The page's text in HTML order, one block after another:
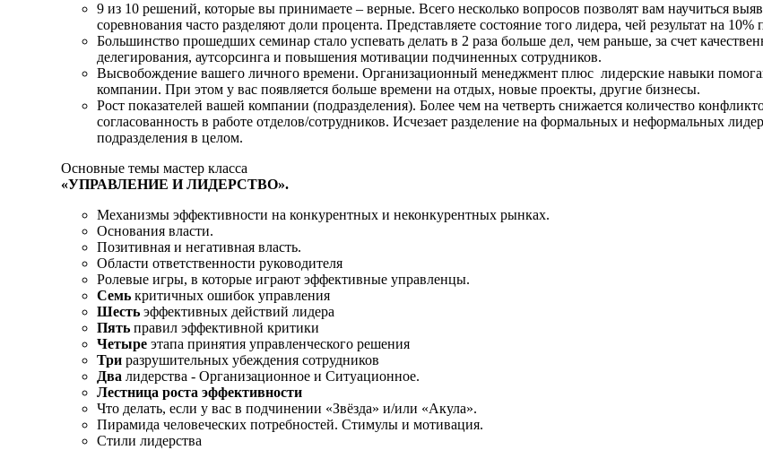
9 из 10 решений, которые вы принимаете – верные. Всего несколько вопросов позволят вам научиться
соревнования часто разделяют доли процента. Представляете состояние того лидера, чей результат на
Большинство прошедших семинар стало успевать делать в 2 раза больше дел, чем раньше, за счет
делегирования, аутсорсинга и повышения мотивации подчиненных сотрудников.
Высвобождение вашего личного времени. Организационный менеджмент плюс лидерские навыки
компании. При этом у вас появляется больше времени на отдых, новые проекты, другие бизнесы.
Рост показателей вашей компании (подразделения). Более чем на четверть снижается количество
согласованность в работе отделов/сотрудников. Исчезает разделение на формальных и неформальных
подразделения в целом.
Основные темы мастер класса
«УПРАВЛЕНИЕ И ЛИДЕРСТВО».
Механизмы эффективности на конкурентных и неконкурентных рынках.
Основания власти.
Позитивная и негативная власть.
Области ответственности руководителя
Ролевые игры, в которые играют эффективные управленцы.
Семь критичных ошибок управления
Шесть эффективных действий лидера
Пять правил эффективной критики
Четыре этапа принятия управленческого решения
Три разрушительных убеждения сотрудников
Два лидерства - Организационное и Ситуационное.
Лестница роста эффективности
Что делать, если у вас в подчинении «Звёзда» и/или «Акула».
Пирамида человеческих потребностей. Стимулы и мотивация.
Стили лидерства